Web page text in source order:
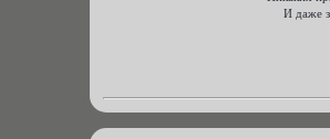
И даже